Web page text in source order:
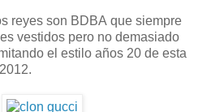
reyes son BDBA que siempre
vestidos pero no demasiado
el estilo años 20 de esta